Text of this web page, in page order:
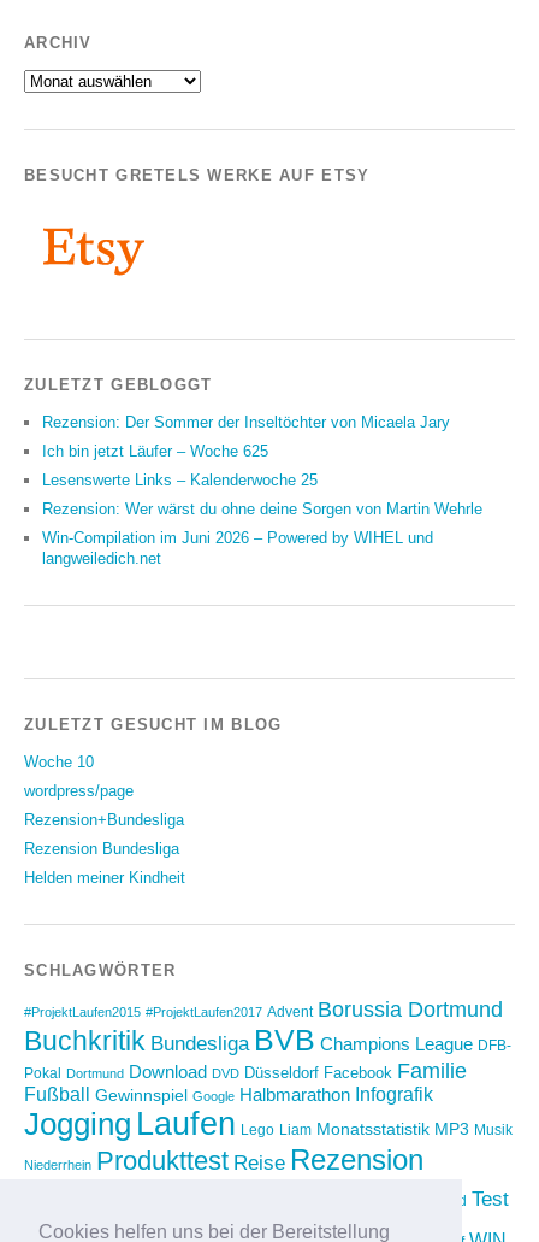
Cookies helfen uns bei der Bereitstellung
ARCHIV
Archiv
BESUCHT GRETELS WERKE AUF ETSY
ZULETZT GEBLOGGT
Rezension: Der Sommer der Inseltöchter von Micaela Jary
Ich bin jetzt Läufer – Woche 625
Lesenswerte Links – Kalenderwoche 25
Rezension: Wer wärst du ohne deine Sorgen von Martin Wehrle
Win-Compilation im Juni 2026 – Powered by WIHEL und
langweiledich.net
ZULETZT GESUCHT IM BLOG
Woche 10
wordpress/page
Rezension+Bundesliga
Rezension Bundesliga
Helden meiner Kindheit
SCHLAGWÖRTER
#ProjektLaufen2015 #ProjektLaufen2017 Advent Borussia Dortmund
Buchkritik Bundesliga BVB Champions League DFB-
Pokal Dortmund Download DVD Düsseldorf Facebook Familie
Fußball Gewinnspiel Google Halbmarathon Infografik
Jogging Laufen Lego Liam Monatsstatistik MP3 Musik
Niederrhein Produkttest Reise Rezension
sponsored Test
Video